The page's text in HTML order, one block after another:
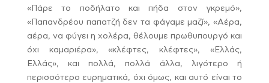
«Πάρε το ποδήλατο και πήδα στον γκρεμό»,
«Παπανδρέου παπατζή δεν τα φάγαμε μαζί», «Αέρα,
αέρα, να φύγει η χολέρα, θέλουμε πρωθυπουργό και
όχι καμαριέρα», «κλέφτες, κλέφτες», «Ελλάς,
Ελλάς», και πολλά, πολλά άλλα, λιγότερο ή
περισσότερο ευρηματικά, όχι όμως, και αυτό είναι το